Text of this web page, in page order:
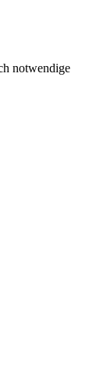
notwendige